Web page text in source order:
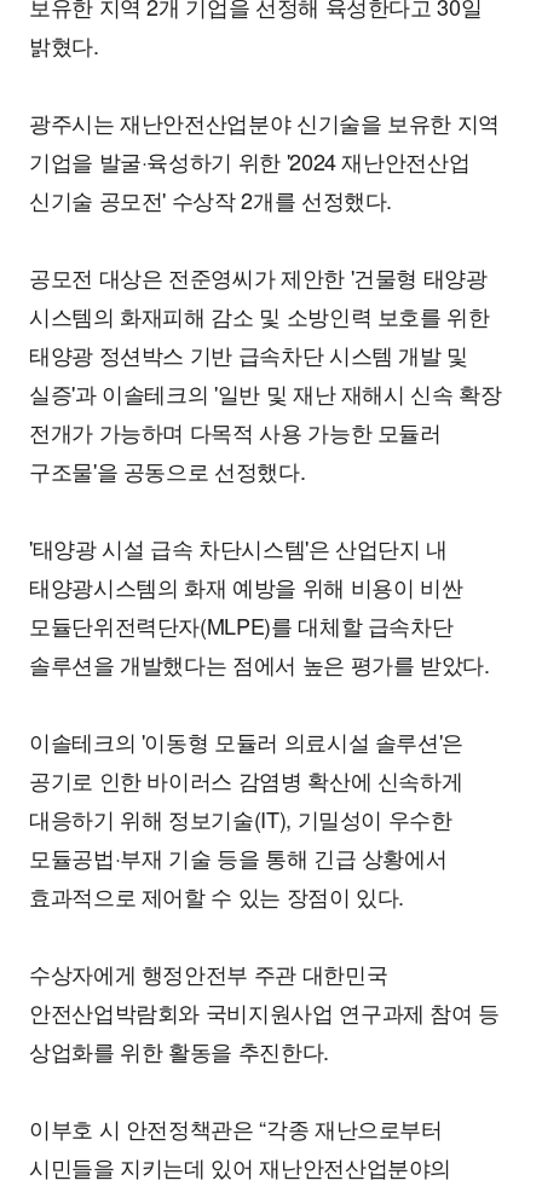
밝혔다.
광주시는 재난안전산업분야 신기술을 보유한 지역
기업을 발굴·육성하기 위한 '2024 재난안전산업
신기술 공모전' 수상작 2개를 선정했다.
공모전 대상은 전준영씨가 제안한 '건물형 태양광
시스템의 화재피해 감소 및 소방인력 보호를 위한
태양광 정션박스 기반 급속차단 시스템 개발 및
실증'과 이솔테크의 '일반 및 재난 재해시 신속 확장
전개가 가능하며 다목적 사용 가능한 모듈러
구조물'을 공동으로 선정했다.
'태양광 시설 급속 차단시스템'은 산업단지 내
태양광시스템의 화재 예방을 위해 비용이 비싼
모듈단위전력단자(MLPE)를 대체할 급속차단
솔루션을 개발했다는 점에서 높은 평가를 받았다.
이솔테크의 '이동형 모듈러 의료시설 솔루션'은
공기로 인한 바이러스 감염병 확산에 신속하게
대응하기 위해 정보기술(IT), 기밀성이 우수한
모듈공법·부재 기술 등을 통해 긴급 상황에서
효과적으로 제어할 수 있는 장점이 있다.
수상자에게 행정안전부 주관 대한민국
안전산업박람회와 국비지원사업 연구과제 참여 등
상업화를 위한 활동을 추진한다.
이부호 시 안전정책관은 “각종 재난으로부터
시민들을 지키는데 있어 재난안전산업분야의